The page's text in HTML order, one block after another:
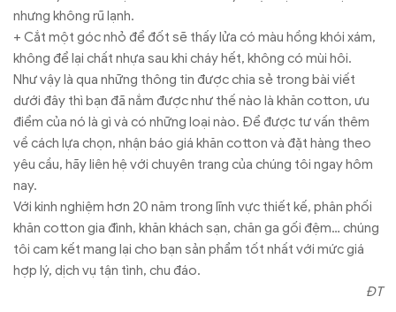
nhưng không rũ lạnh.
+ Cắt một góc nhỏ để đốt sẽ thấy lửa có màu hồng khói xám,
không để lại chất nhựa sau khi cháy hết, không có mùi hôi.
Như vậy là qua những thông tin được chia sẻ trong bài viết
dưới đây thì bạn đã nắm được như thế nào là khăn cotton, ưu
điểm của nó là gì và có những loại nào. Để được tư vấn thêm
về cách lựa chọn, nhận báo giá khăn cotton và đặt hàng theo
yêu cầu, hãy liên hệ với chuyên trang của chúng tôi ngay hôm
nay.
Với kinh nghiệm hơn 20 năm trong lĩnh vực thiết kế, phân phối
khăn cotton gia đình, khăn khách sạn, chăn ga gối đệm… chúng
tôi cam kết mang lại cho bạn sản phẩm tốt nhất với mức giá
hợp lý, dịch vụ tận tình, chu đáo.
ĐT